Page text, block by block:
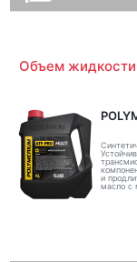
Объем
и
масло с